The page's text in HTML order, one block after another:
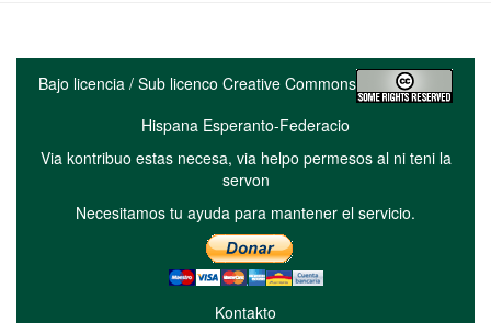
Bajo licencia / Sub licenco Creative Commons
Hispana Esperanto-Federacio
Via kontribuo estas necesa, via helpo permesos al ni teni la
servon
Necesitamos tu ayuda para mantener el servicio.
Kontakto